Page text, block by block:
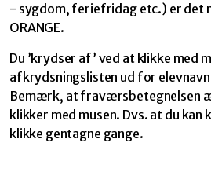
- sygdom, feriefridag etc.) er det
ORANGE.
Du ’krydser af’ ved at klikke med
afkrydsningslisten ud for
Bemærk, at fraværsbetegnelsen
klikker med musen. Dvs. at du
klikke gentagne gange.